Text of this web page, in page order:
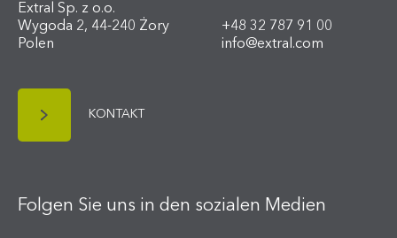
Extral Sp. z o.o.
Wygoda 2, 44-240 Żory
Polen
+48 32 787 91 00
info@extral.com
KONTAKT
Folgen Sie uns in den sozialen Medien